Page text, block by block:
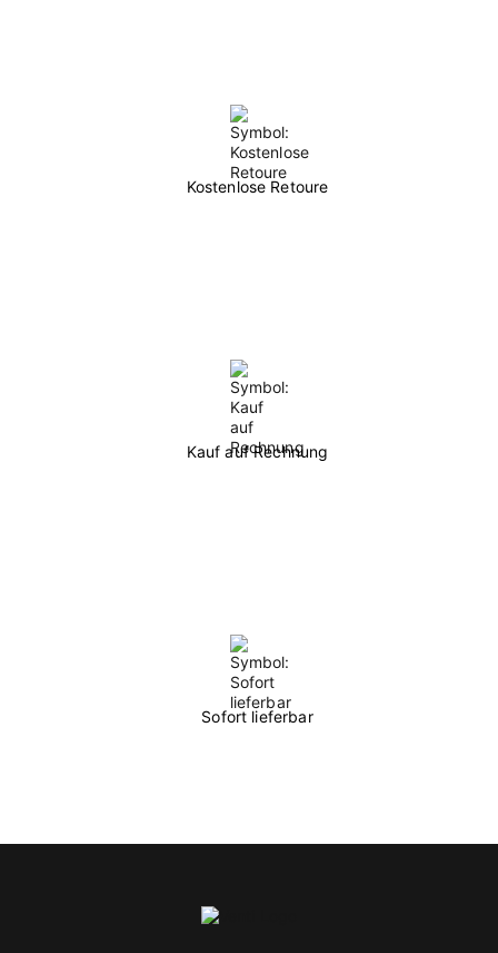
Kostenlose Retoure
Kauf auf Rechnung
Sofort lieferbar